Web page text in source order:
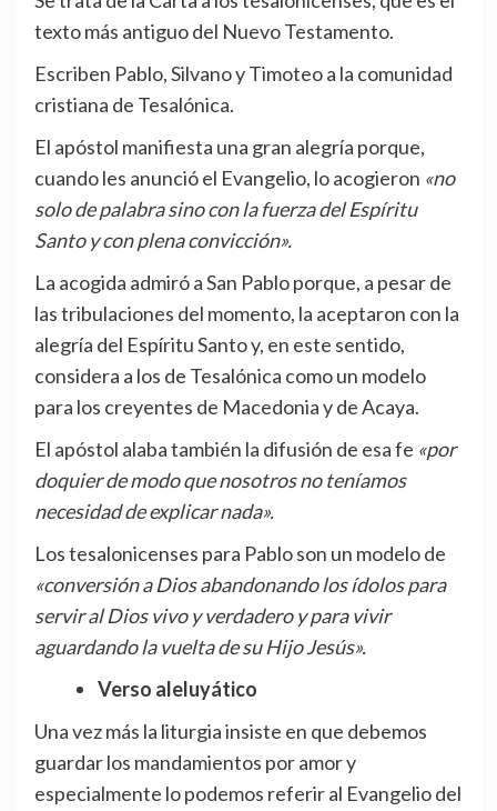
texto más antiguo del Nuevo Testamento.
Escriben Pablo, Silvano y Timoteo a la comunidad
cristiana de Tesalónica.
El apóstol manifiesta una gran alegría porque,
cuando les anunció el Evangelio, lo acogieron «no
solo de palabra sino con la fuerza del Espíritu
Santo y con plena convicción».
La acogida admiró a San Pablo porque, a pesar de
las tribulaciones del momento, la aceptaron con la
alegría del Espíritu Santo y, en este sentido,
considera a los de Tesalónica como un modelo
para los creyentes de Macedonia y de Acaya.
El apóstol alaba también la difusión de esa fe «por
doquier de modo que nosotros no teníamos
necesidad de explicar nada».
Los tesalonicenses para Pablo son un modelo de
«conversión a Dios abandonando los ídolos para
servir al Dios vivo y verdadero y para vivir
aguardando la vuelta de su Hijo Jesús».
Verso aleluyático
Una vez más la liturgia insiste en que debemos
guardar los mandamientos por amor y
especialmente lo podemos referir al Evangelio del